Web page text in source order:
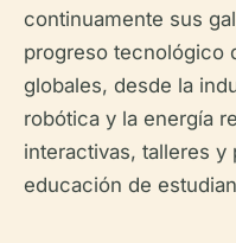
continuamente sus
progreso tecnológico
globales, desde la
robótica y la energía
interactivas, talleres y
educación de